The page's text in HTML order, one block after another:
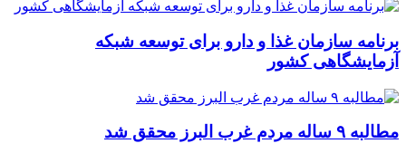
برنامه سازمان غذا و دارو برای توسعه شبکه
آزمایشگاهی کشور
مطالبه ۹ ساله مردم غرب البرز محقق شد